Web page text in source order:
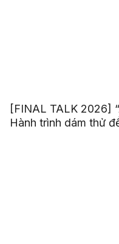
[FINAL TALK 2026]
Hành trình dám thử